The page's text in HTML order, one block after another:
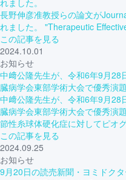
れました。
長野伸彦准教授らの論文が
れました。 "Therapeutic
この記事を見る
2024.10.01
お知らせ
中﨑公隆先生が、令和6年9月28
臓病学会東部学術大会で優秀演
中﨑公隆先生が、令和6年9月28
臓病学会東部学術大会で優秀演
節性糸球体硬化症に対してピ
この記事を見る
2024.09.25
お知らせ
9月20日の読売新聞・ヨミドク